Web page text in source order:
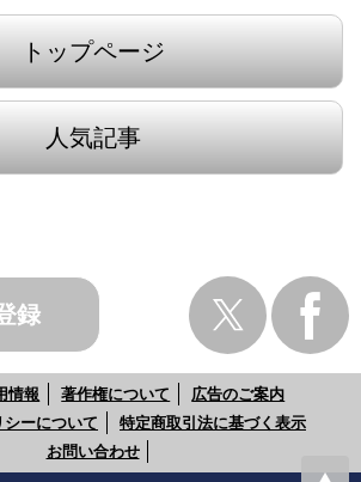
トップページ
人気記事
録
情報 著作権について
広告のご案内
ーについて
特定商取引法に基づく表示
お問い合わせ